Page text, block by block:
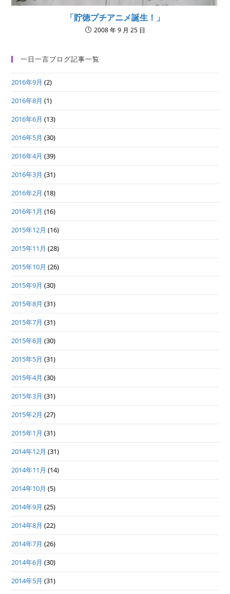
「貯徳プチアニメ誕生！」
2008 年 9 月 25 日
一日一言ブログ記事一覧
2016年9月 (2)
2016年8月 (1)
2016年6月 (13)
2016年5月 (30)
2016年4月 (39)
2016年3月 (31)
2016年2月 (18)
2016年1月 (16)
2015年12月 (16)
2015年11月 (28)
2015年10月 (26)
2015年9月 (30)
2015年8月 (31)
2015年7月 (31)
2015年6月 (30)
2015年5月 (31)
2015年4月 (30)
2015年3月 (31)
2015年2月 (27)
2015年1月 (31)
2014年12月 (31)
2014年11月 (14)
2014年10月 (5)
2014年9月 (25)
2014年8月 (22)
2014年7月 (26)
2014年6月 (30)
2014年5月 (31)